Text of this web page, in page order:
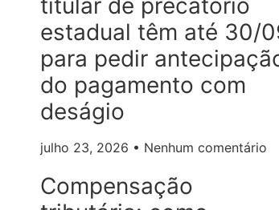
titular de precatório
estadual têm até 30/
para pedir
do pagamento com
deságio
julho 23, 2026 Nenhum comentário
Compensação